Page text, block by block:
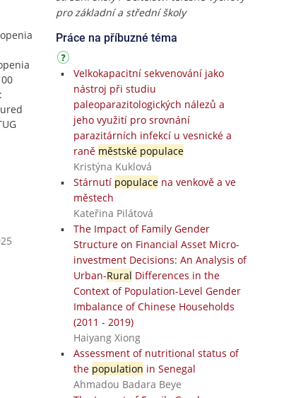
pro základní a střední školy
Práce na příbuzné téma
Velkokapacitní sekvenování jako
nástroj při studiu
paleoparazitologických nálezů a
jeho využití pro srovnání
parazitárních infekcí u vesnické a
raně městské populace
Kristýna Kuklová
Stárnutí populacena venkově a ve
městech
Kateřina Pilátová
The Impact of Family Gender
Structure on Financial Asset Micro-
investment Decisions: An Analysis of
Urban-Rural Differences in the
Context of Population-Level Gender
Imbalance of Chinese Households
(2011 - 2019)
Haiyang Xiong
Assessment of nutritional status of
the population in Senegal
Ahmadou Badara Beye